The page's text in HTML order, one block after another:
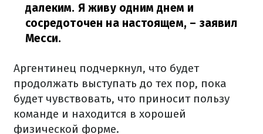
далеким. Я живу одним днем и
сосредоточен на настоящем, – заявил
Месси.
Аргентинец подчеркнул, что будет
продолжать выступать до тех пор, пока
будет чувствовать, что приносит пользу
команде и находится в хорошей
физической форме.